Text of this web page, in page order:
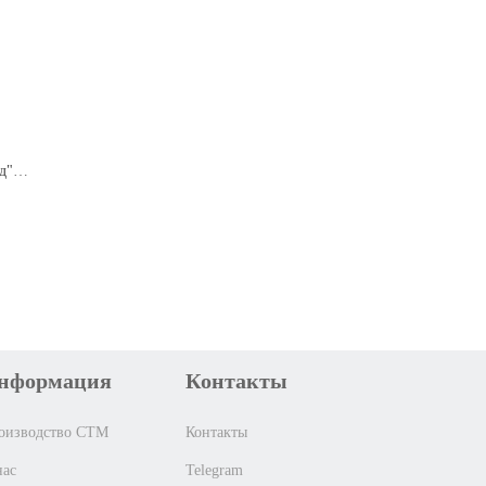
СТМ
Контакты
Контакты
Telegram